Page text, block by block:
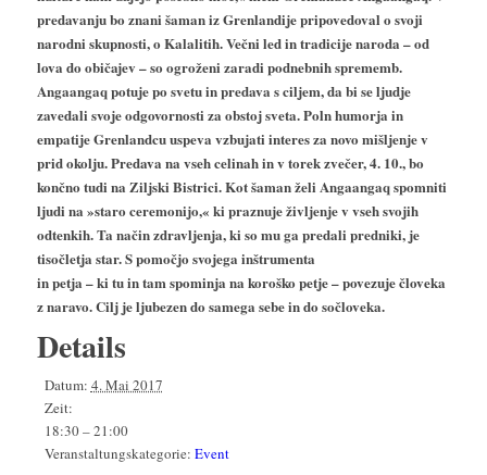
predavanju bo znani šaman iz Grenlandije pripovedoval o svoji
narodni skupnosti, o Kalalitih. Večni led in tradicije naroda – od
lova do običajev – so ogroženi zaradi podnebnih sprememb.
Angaangaq potuje po svetu in predava s ciljem, da bi se ljudje
zavedali svoje odgovornosti za obstoj sveta. Poln humorja in
empatije Grenlandcu uspeva vzbujati interes za novo mišljenje v
prid okolju. Predava na vseh celinah in v torek zvečer, 4. 10., bo
končno tudi na Ziljski Bistrici. Kot šaman želi Angaangaq spomniti
ljudi na »staro ceremonijo,« ki praznuje življenje v vseh svojih
odtenkih. Ta način zdravljenja, ki so mu ga predali predniki, je
tisočletja star. S pomočjo svojega inštrumenta
in petja – ki tu in tam spominja na koroško petje – povezuje človeka
z naravo. Cilj je ljubezen do samega sebe in do sočloveka.
Details
Datum: 4. Mai 2017
Zeit:
18:30 – 21:00
Veranstaltungskategorie: Event